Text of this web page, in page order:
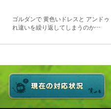
ゴルダンで 黄色いドレスと アンド
れ違いを繰り返してしまうのか…